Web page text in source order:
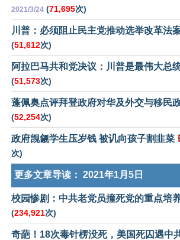
2021/3/24 (71,695次)
川普：必须阻止民主党推动选举改革法
(51,612次)
阿拉巴马共和党决议：川普是最伟大总
(51,573次)
蓬佩奥点评拜登政府对华及外交与移民
(52,254次)
政府觊觎学生压岁钱 被讥向孩子割韭菜
次)
更多文章导读： 2021年1月5日
校园惨剧：中共老党员撞死党的重点培
(234,921次)
奇葩！18次毒针楞没死，美国死囚遇中